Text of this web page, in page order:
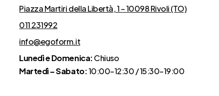
Piazza Martiri della Libertà, 1 – 10098 Rivoli (TO)
011 231992
info@egoform.it
Lunedì e Domenica:Chiuso
Martedì – Sabato:10:00–12:30 / 15:30–19:00